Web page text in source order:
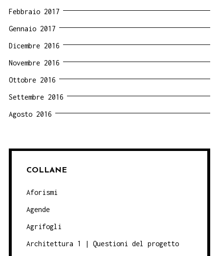
Febbraio 2017
Gennaio 2017
Dicembre 2016
Novembre 2016
Ottobre 2016
Settembre 2016
Agosto 2016
COLLANE
Aforismi
Agende
Agrifogli
Architettura 1 | Questioni del progetto